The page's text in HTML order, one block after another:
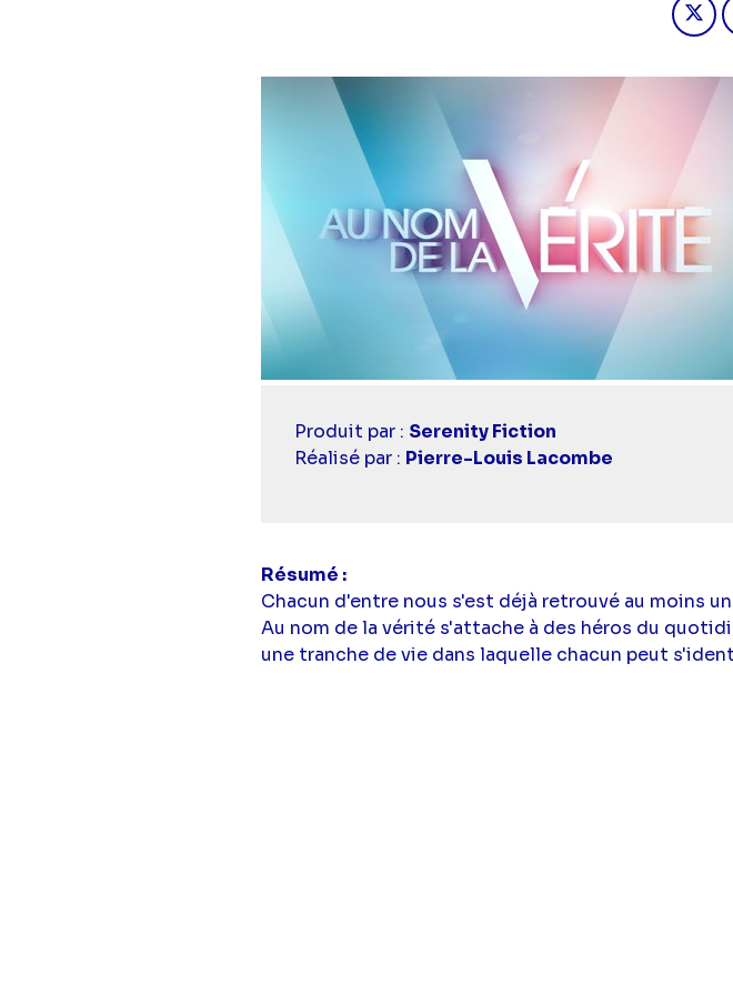
Casting
simba
Produit par : Serenity Fiction
Réalisé par : Pierre-Louis Lacombe
Résumé
Chacun d'entre nous s'est déjà retrouvé au moins
Au nom de la vérité s'attache à des héros du
une tranche de vie dans laquelle chacun peut